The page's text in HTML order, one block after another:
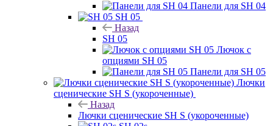
Панели для SH 04
SH 05
Назад
SH 05
Лючок с
опциями SH 05
Панели для SH 05
Лючки
сценические SH S (укороченные)
Назад
Лючки сценические SH S (укороченные)